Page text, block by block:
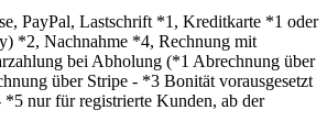
PayPal, Lastschrift *1, Kreditkarte *1 oder
*2, Nachnahme *4, Rechnung mit
bei Abholung (*1 Abrechnung über
über Stripe - *3 Bonität vorausgesetzt
nur für registrierte Kunden, ab der